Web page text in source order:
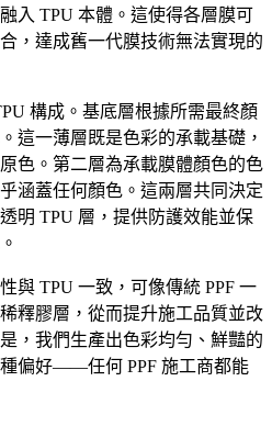
入 TPU 本體。這使得各層膜可
，達成舊一代膜技術無法實現的
構成。基底層根據所需最終顏
這一薄層既是色彩的承載基礎，
色。第二層為承載膜體顏色的色
涵蓋任何顏色。這兩層共同決定
明 TPU 層，提供防護效能並保
與 TPU 一致，可像傳統 PPF 一
釋膠層，從而提升施工品質並改
，我們生產出色彩均勻、鮮豔的
偏好——任何 PPF 施工商都能